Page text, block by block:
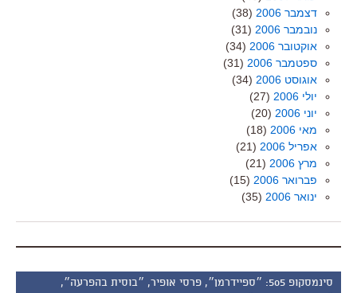
דצמבר 2006
(38)
נובמבר 2006
(31)
אוקטובר 2006
(34)
ספטמבר 2006
(31)
אוגוסט 2006
(34)
יולי 2006
(27)
יוני 2006
(20)
מאי 2006
(18)
אפריל 2006
(21)
מרץ 2006
(21)
פברואר 2006
(15)
ינואר 2006
(35)
סינמסקופ 505: ״ספיידרמן״, פרסי אופיר, ״בוסית בהפרעה״,